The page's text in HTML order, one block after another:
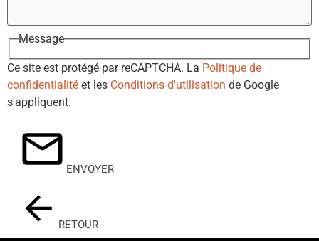
Message
Ce site est protégé par reCAPTCHA. La Politique de
confidentialité et les Conditions d'utilisation de Google
s'appliquent.
ENVOYER
RETOUR